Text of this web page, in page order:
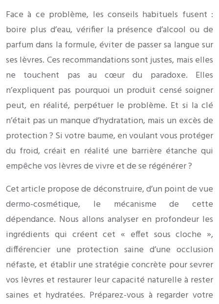
Face à ce problème, les conseils habituels fusent :
boire plus d’eau, vérifier la présence d’alcool ou de
parfum dans la formule, éviter de passer sa langue sur
ses lèvres. Ces recommandations sont justes, mais elles
ne touchent pas au cœur du paradoxe. Elles
n’expliquent pas pourquoi un produit censé soigner
peut, en réalité, perpétuer le problème. Et si la clé
n’était pas un manque d’hydratation, mais un excès de
protection ? Si votre baume, en voulant vous protéger
du froid, créait en réalité une barrière étanche qui
empêche vos lèvres de vivre et de se régénérer ?
Cet article propose de déconstruire, d’un point de vue
dermo-cosmétique, le mécanisme de cette
dépendance. Nous allons analyser en profondeur les
ingrédients qui créent cet « effet sous cloche »,
différencier une protection saine d’une occlusion
néfaste, et établir une stratégie concrète pour sevrer
vos lèvres et restaurer leur capacité naturelle à rester
saines et hydratées. Préparez-vous à regarder votre